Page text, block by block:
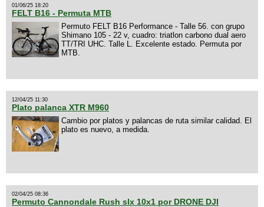
01/06/25 18:20
FELT B16 - Permuta MTB
Permuto FELT B16 Performance - Talle 56. con grupo
Shimano 105 - 22 v, cuadro: triatlon carbono dual aero
TT/TRI UHC. Talle L. Excelente estado. Permuta por
MTB.
12/04/25 11:30
Plato palanca XTR M960
Cambio por platos y palancas de ruta similar calidad. El
plato es nuevo, a medida.
02/04/25 08:36
Permuto Cannondale Rush slx 10x1 por DRONE DJI